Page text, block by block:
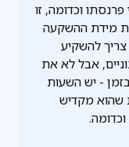
פרנסתו וכדומה, זו
מידת ההשקעה
צריך להשקיע
אבל לא את
- יש השעות
שהוא מקדיש